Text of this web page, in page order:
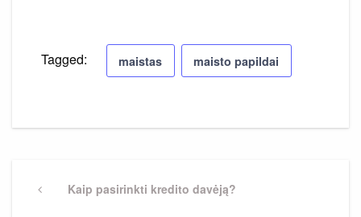
Tagged: maistas maisto papildai
tarpPreviousKaip pasirinkti kredito davėją?